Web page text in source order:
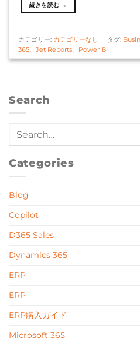
続きを読む →
カテゴリー: カテゴリーなし | タグ:
365、Jet Reports、 Power BI
Search
Categories
Blog
Copilot
D365 Sales
Dynamics 365
ERP
ERP
ERP購入ガイド
Microsoft 365